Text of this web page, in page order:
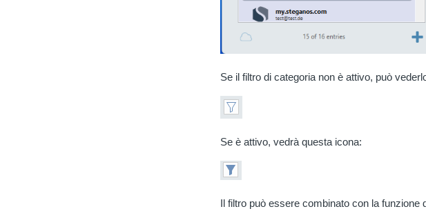
Se il filtro di categoria non è attivo, può
Se è attivo, vedrà questa icona:
Il filtro può essere combinato con la funzione